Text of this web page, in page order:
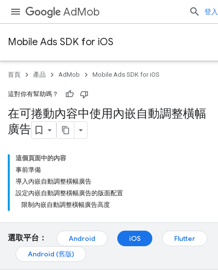
AdMob 登入
Mobile Ads SDK for iOS
首頁 產品 AdMob Mobile Ads SDK for iOS
這對你有幫助嗎？
在可捲動內容中使用內嵌自動調整橫幅
廣告
這個頁面中的內容
事前準備
導入內嵌自動調整橫幅廣告
設定內嵌自動調整橫幅廣告的版面配置
限制內嵌自動調整橫幅廣告高度
選取平台： Android iOS
Flutter
Android (舊版)